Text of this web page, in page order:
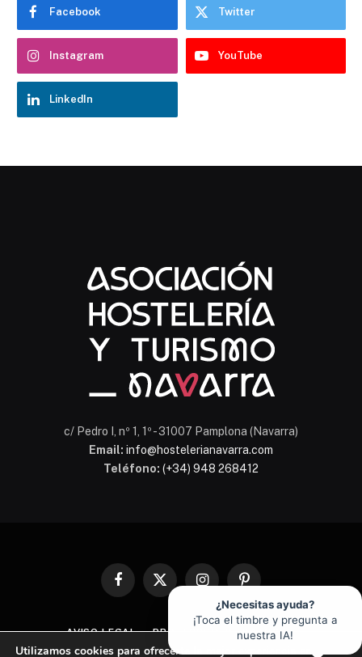
Facebook Twitter
Instagram YouTube
LinkedIn
¿Necesitas ayuda?
¡Toca el timbre y pregunta a
nuestra IA!
Chatbot Hostelería Navarra
En línea
c/ Pedro I, nº 1, 1º - 31007 Pamplona (Navarra)
Email: info@hostelerianavarra.com
Teléfono: (+34) 948 268412
Facebook
X
(Twitter)
InstagramPinterest
AVISO LEGAL PROTECCIÓN DE DATOS
Utilizamos cookies para ofrecerte la mejor experiencia en